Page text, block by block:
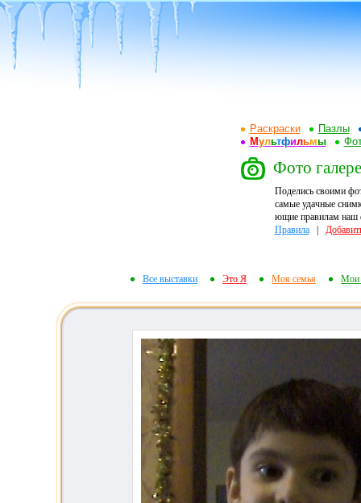
Раскраски
Пазлы
Мультфильмы
Фото
Поделись своими
самые удачные
ющие правилам наш
Правила|
Все выставки Это Я Моя семья Мои